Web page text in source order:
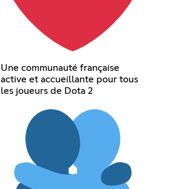
Une communauté française
active et accueillante pour tous
les joueurs de Dota 2